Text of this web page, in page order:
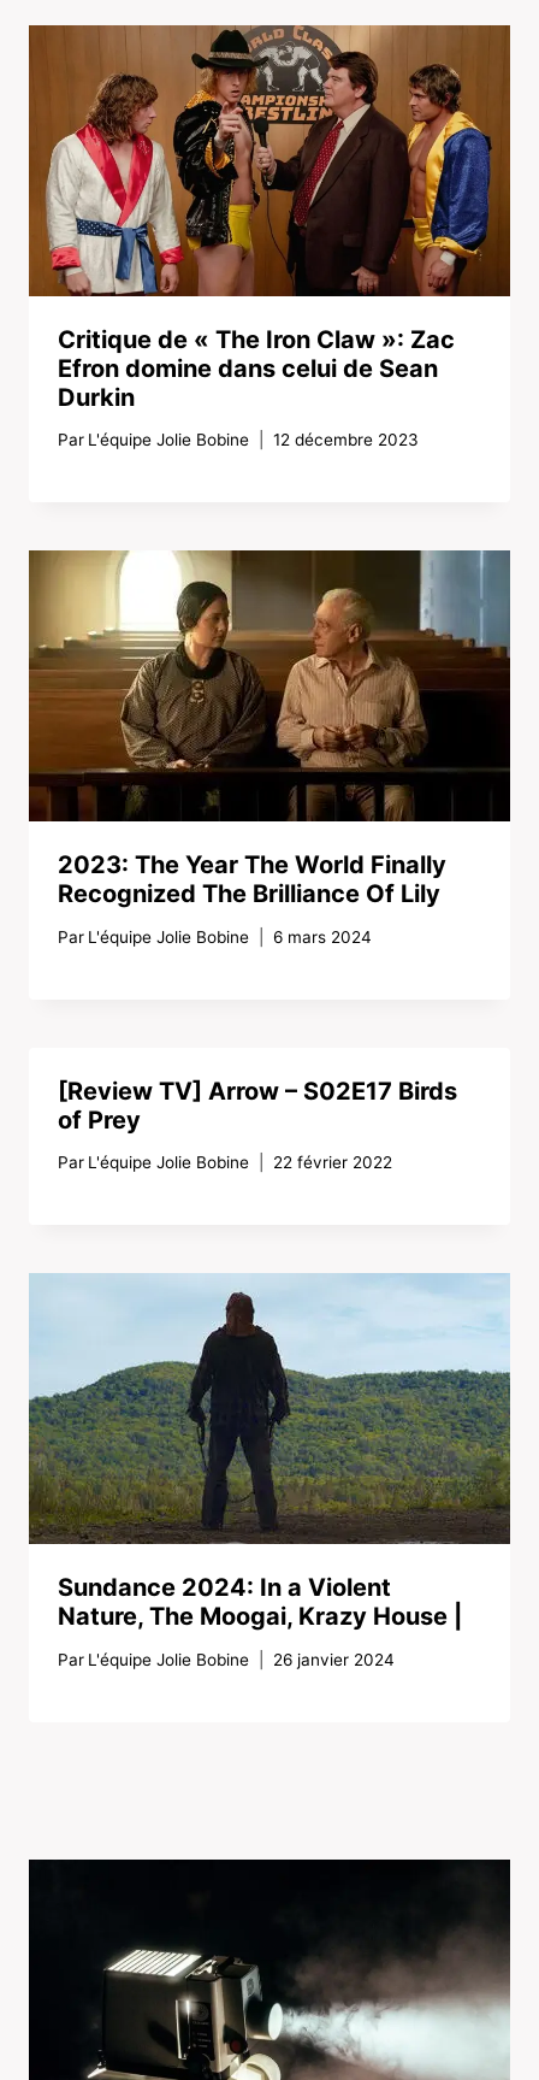
Critique de « The Iron Claw »: Zac
Efron domine dans celui de Sean
Durkin
Par L'équipe Jolie Bobine 12 décembre 2023
2023: The Year The World Finally
Recognized The Brilliance Of Lily
Par L'équipe Jolie Bobine 6 mars 2024
[Review TV] Arrow – S02E17 Birds
of Prey
Par L'équipe Jolie Bobine 22 février 2022
Sundance 2024: In a Violent
Nature, The Moogai, Krazy House |
Par L'équipe Jolie Bobine 26 janvier 2024